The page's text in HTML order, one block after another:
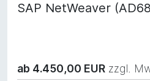
SAP NetWeaver
ab 4.450,00 EUR zzgl.